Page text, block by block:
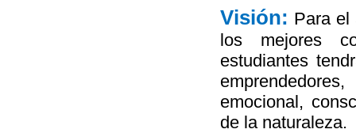
Visión: Para el
los mejores
estudiantes
emocional,
de la naturaleza.